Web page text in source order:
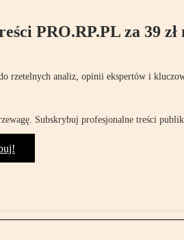
PRO.RP.PL za 39 zł
rzetelnych analiz, opinii ekspertów i
Subskrybuj profesjonalne treści